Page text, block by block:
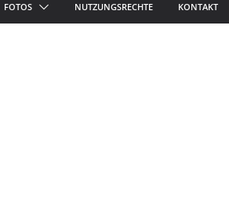
FOTOS NUTZUNGSRECHTE KONTAKT